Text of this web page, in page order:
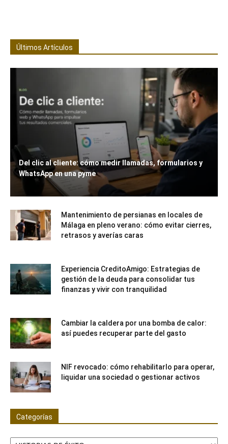
Últimos Artículos
Del clic al cliente: cómo medir llamadas, formularios y
WhatsApp en una pyme
Mantenimiento de persianas en locales de
Málaga en pleno verano: cómo evitar cierres,
retrasos y averías caras
Experiencia CreditoAmigo: Estrategias de
gestión de la deuda para consolidar tus
finanzas y vivir con tranquilidad
Cambiar la caldera por una bomba de calor:
así puedes recuperar parte del gasto
NIF revocado: cómo rehabilitarlo para operar,
liquidar una sociedad o gestionar activos
Categorías
Categorías